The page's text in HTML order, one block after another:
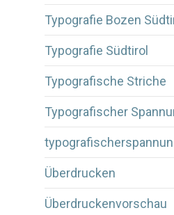
Typografie Bozen
Typografie Südtirol
Typografische Striche
Typografischer
Überdrucken
Überdruckenvorschau